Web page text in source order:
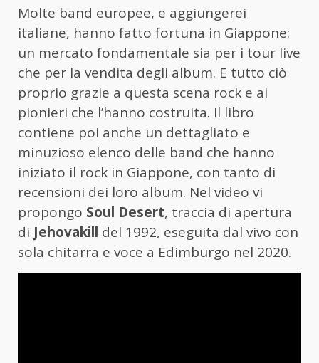
Molte band europee, e aggiungerei
italiane, hanno fatto fortuna in Giappone:
un mercato fondamentale sia per i tour live
che per la vendita degli album. E tutto ciò
proprio grazie a questa scena rock e ai
pionieri che l’hanno costruita. Il libro
contiene poi anche un dettagliato e
minuzioso elenco delle band che hanno
iniziato il rock in Giappone, con tanto di
recensioni dei loro album. Nel video vi
propongo Soul Desert, traccia di apertura
di Jehovakill del 1992, eseguita dal vivo con
sola chitarra e voce a Edimburgo nel 2020.